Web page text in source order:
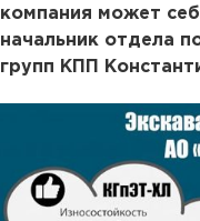
компания может
начальник отдела
групп КПП